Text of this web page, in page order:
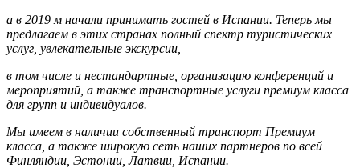
а в 2019 м начали принимать гостей в Испании. Теперь мы
предлагаем в этих странах полный спектр туристических
услуг, увлекательные экскурсии,
в том числе и нестандартные, организацию конференций и
мероприятий, а также транспортные услуги премиум класса
для групп и индивидуалов.
Мы имеем в наличии собственный транспорт Премиум
класса, а также широкую сеть наших партнеров по всей
Финляндии, Эстонии, Латвии, Испании.